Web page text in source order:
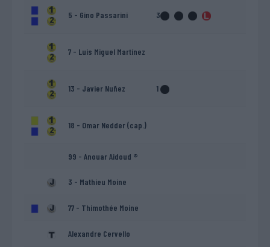
5 - Gino Passarini 3
7 - Luis Miguel Martínez
13 - Javier Nuñez 1
18 - Omar Nedder (cap.)
99 - Anouar Aidoud ®
3 - Mathieu Moine
77 - Thimothée Moine
Alexandre Cervello